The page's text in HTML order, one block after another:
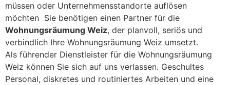
müssen oder Unternehmensstandorte auflösen
möchten Sie benötigen einen Partner für die
Wohnungsräumung Weiz, der planvoll, seriös und
verbindlich Ihre Wohnungsräumung Weiz umsetzt.
Als führender Dienstleister für die Wohnungsräumung
Weiz können Sie sich auf uns verlassen. Geschultes
Personal, diskretes und routiniertes Arbeiten und eine